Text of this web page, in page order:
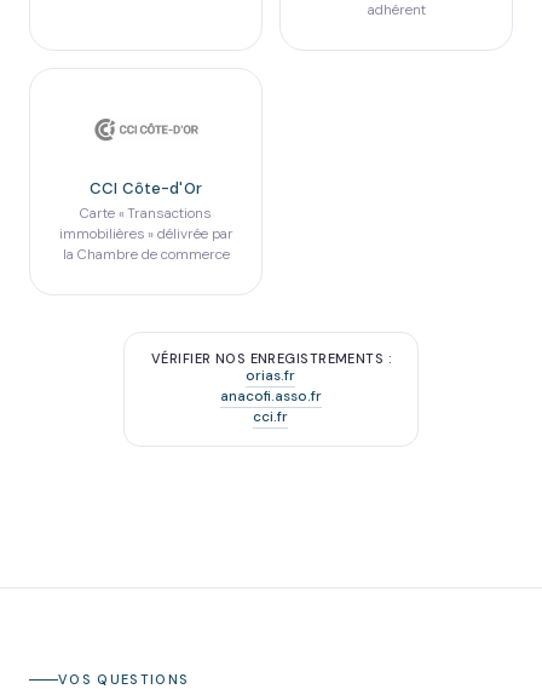
adhérent
CCI Côte-d'Or
Carte « Transactions
immobilières » délivrée par
la Chambre de commerce
VÉRIFIER NOS ENREGISTREMENTS :
orias.fr
anacofi.asso.fr
cci.fr
VOS QUESTIONS